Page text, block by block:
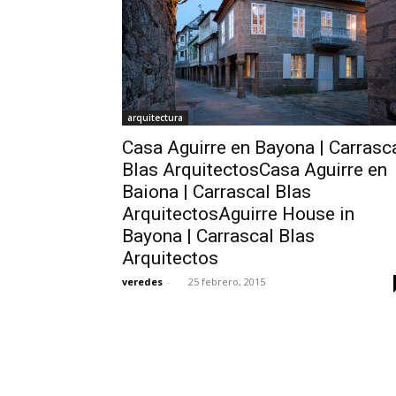
arquitectura
Casa Aguirre en Bayona |
Blas ArquitectosCasa Aguirre en
Baiona | Carrascal Blas
ArquitectosAguirre House in
Bayona | Carrascal Blas
Arquitectos
veredes - 25 febrero, 2015